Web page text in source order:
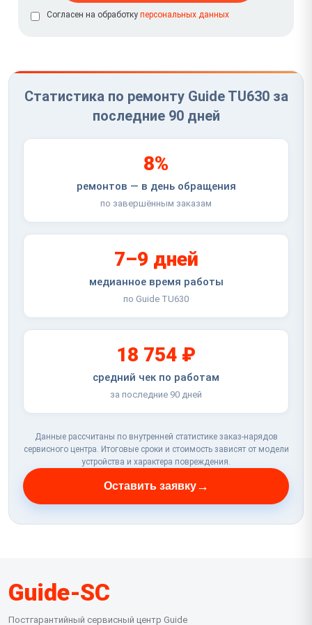
Согласен на обработку персональных данных
Статистика по ремонту Guide TU630 за
последние 90 дней
8%
ремонтов — в день обращения
по завершённым заказам
7–9 дней
медианное время работы
по Guide TU630
18 754 ₽
средний чек по работам
за последние 90 дней
Данные рассчитаны по внутренней статистике заказ-нарядов
сервисного центра. Итоговые сроки и стоимость зависят от модели
устройства и характера повреждения.
Оставить заявку→
Guide-SC
Постгарантийный сервисный центр Guide